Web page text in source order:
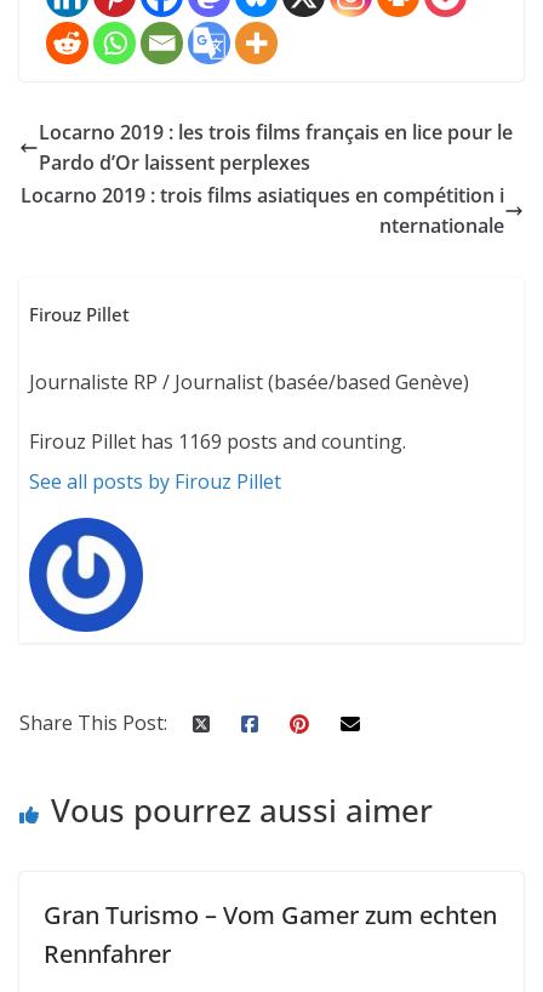
Locarno 2019 : les trois films français en lice pour le
Pardo d’Or laissent perplexes
Locarno 2019 : trois films asiatiques en compétition i
nternationale
Firouz Pillet
Journaliste RP / Journalist (basée/based Genève)
Firouz Pillet has 1169 posts and counting.
See all posts by Firouz Pillet
Share This Post:
Vous pourrez aussi aimer
Gran Turismo – Vom Gamer zum echten
Rennfahrer